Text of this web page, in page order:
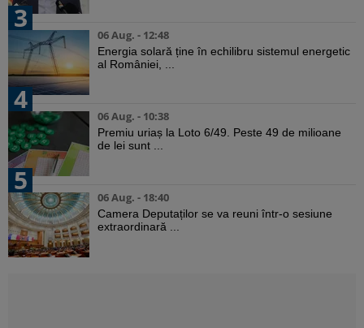
3
06 Aug. - 12:48
Energia solară ține în echilibru sistemul energetic
al României, ...
4
06 Aug. - 10:38
Premiu uriaș la Loto 6/49. Peste 49 de milioane
de lei sunt ...
5
06 Aug. - 18:40
Camera Deputaților se va reuni într-o sesiune
extraordinară ...